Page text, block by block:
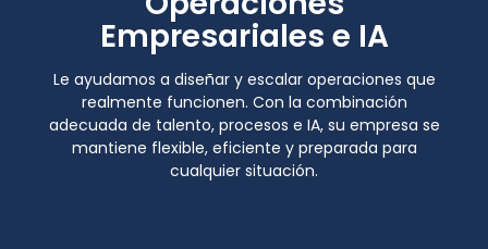
Empresariales e IA
Le ayudamos a diseñar y escalar operaciones que
realmente funcionen. Con la combinación
adecuada de talento, procesos e IA, su empresa se
mantiene flexible, eficiente y preparada para
cualquier situación.